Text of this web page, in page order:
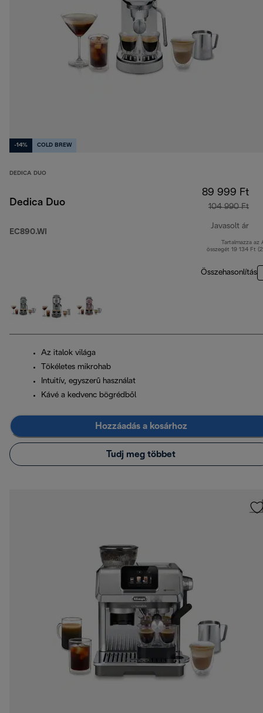
-14% COLD BREW
DEDICA DUO
Dedica Duo
EC890.WI
89 999 Ft
104 990 Ft
Javasolt ár
Tartalmazza az
összegét 19 134 Ft
Összehasonlítás
Az italok világa
Tökéletes mikrohab
Intuitív, egyszerű használat
Kávé a kedvenc bögrédből
Hozzáadás a kosárhoz
Tudj meg többet